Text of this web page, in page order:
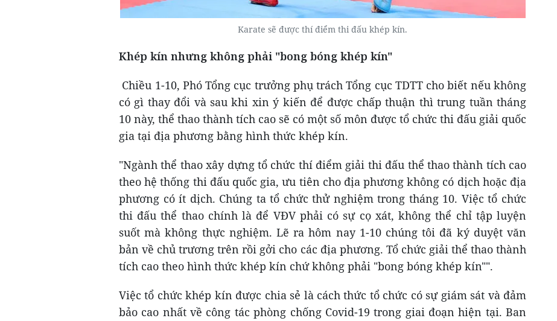
Karate sẽ được thí điểm thi đấu khép kín.
Khép kín nhưng không phải "bong bóng khép kín"
Chiều 1-10, Phó Tổng cục trưởng phụ trách Tổng cục TDTT cho biết nếu không
có gì thay đổi và sau khi xin ý kiến để được chấp thuận thì trung tuần tháng
10 này, thể thao thành tích cao sẽ có một số môn được tổ chức thi đấu giải quốc
gia tại địa phương bằng hình thức khép kín.
"Ngành thể thao xây dựng tổ chức thí điểm giải thi đấu thể thao thành tích cao
theo hệ thống thi đấu quốc gia, ưu tiên cho địa phương không có dịch hoặc địa
phương có ít dịch. Chúng ta tổ chức thử nghiệm trong tháng 10. Việc tổ chức
thi đấu thể thao chính là để VĐV phải có sự cọ xát, không thể chỉ tập luyện
suốt mà không thực nghiệm. Lẽ ra hôm nay 1-10 chúng tôi đã ký duyệt văn
bản về chủ trương trên rồi gởi cho các địa phương. Tổ chức giải thể thao thành
tích cao theo hình thức khép kín chứ không phải "bong bóng khép kín"".
Việc tổ chức khép kín được chia sẻ là cách thức tổ chức có sự giám sát và đảm
bảo cao nhất về công tác phòng chống Covid-19 trong giai đoạn hiện tại. Ban